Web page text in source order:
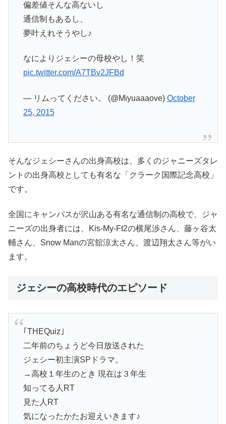
偏差値そんな高ないし
通信制もあるし、
夢叶えれそうやし♪
なによりジェシーの母校やし！笑
pic.twitter.com/A7TBv2JFBd
— リムってください。 (@Miyuaaaove) October
25, 2015
そんなジェシーさんの出身高校は、多くのジャニーズタレ
ントの出身高校としても有名な「クラーク国際記念高校」
です。
全国にキャンパスが沢山ある有名な通信制の高校で、ジャ
ニーズの出身者には、Kis-My-Ft2の横尾渉さん、藤ヶ谷太
輔さん、Snow Manの宮舘涼太さん、渡辺翔太さん等がい
ます。
ジェシーの高校時代のエピソード
｢THEQuiz｣
二年前のちょうど今日放送された
ジェシー初主演SPドラマ。
→高校１年生のとき 現在は３年生
知ってる人RT
見た人RT
気になったかたお迎えいきます♪